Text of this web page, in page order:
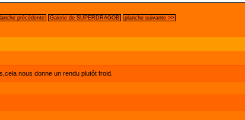
précédente Galerie de SUPERDRAGOB planche suivante >>
nous donne un rendu plutôt froid.